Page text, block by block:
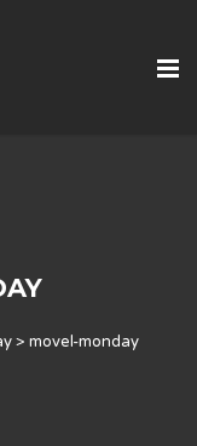
> movel-monday